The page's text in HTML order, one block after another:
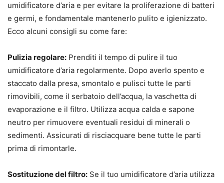
umidificatore d’aria e per evitare la proliferazione di batteri
e germi, e fondamentale mantenerlo pulito e igienizzato.
Ecco alcuni consigli su come fare:
Pulizia regolare: Prenditi il tempo di pulire il tuo
umidificatore d’aria regolarmente. Dopo averlo spento e
staccato dalla presa, smontalo e pulisci tutte le parti
rimovibili, come il serbatoio dell’acqua, la vaschetta di
evaporazione e il filtro. Utilizza acqua calda e sapone
neutro per rimuovere eventuali residui di minerali o
sedimenti. Assicurati di risciacquare bene tutte le parti
prima di rimontarle.
Sostituzione del filtro: Se il tuo umidificatore d’aria utilizza